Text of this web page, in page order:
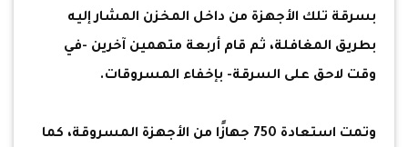
بسرقة تلك الأجهزة من داخل المخزن المشار إليه
بطريق المغافلة، ثم قام أربعة متهمين آخرين -في
وقت لاحق على السرقة- بإخفاء المسروقات.
وتمت استعادة 750 جهازًا من الأجهزة المسروقة، كما